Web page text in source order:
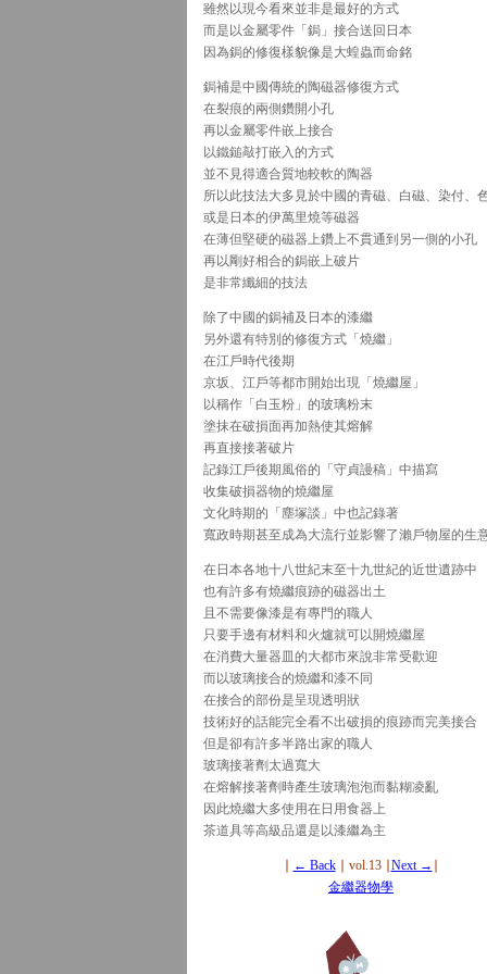
雖然以現今看來並非是最好的方式
而是以金屬零件「鋦」接合送回日本
因為鋦的修復樣貌像是大蝗蟲而命銘
鋦補是中國傳統的陶磁器修復方式
在裂痕的兩側鑽開小孔
再以金屬零件嵌上接合
以鐵鎚敲打嵌入的方式
並不見得適合質地較軟的陶器
所以此技法大多見於中國的青磁、白磁、染付、
或是日本的伊萬里燒等磁器
在薄但堅硬的磁器上鑽上不貫通到另一側的小孔
再以剛好相合的鋦嵌上破片
是非常纖細的技法
除了中國的鋦補及日本的漆繼
另外還有特別的修復方式「燒繼」
在江戶時代後期
京坂、江戶等都市開始出現「燒繼屋」
以稱作「白玉粉」的玻璃粉末
塗抹在破損面再加熱使其熔解
再直接接著破片
記錄江戶後期風俗的「守貞謾稿」中描寫
收集破損器物的燒繼屋
文化時期的「塵塚談」中也記錄著
寬政時期甚至成為大流行並影響了瀨戶物屋的生
在日本各地十八世紀末至十九世紀的近世遺跡中
也有許多有燒繼痕跡的磁器出土
且不需要像漆是有專門的職人
只要手邊有材料和火爐就可以開燒繼屋
在消費大量器皿的大都市來說非常受歡迎
而以玻璃接合的燒繼和漆不同
在接合的部份是呈現透明狀
技術好的話能完全看不出破損的痕跡而完美接合
但是卻有許多半路出家的職人
玻璃接著劑太過寬大
在熔解接著劑時產生玻璃泡泡而黏糊凌亂
因此燒繼大多使用在日用食器上
茶道具等高級品還是以漆繼為主
← Back∣ vol.13 ∣ Next →
金繼器物學